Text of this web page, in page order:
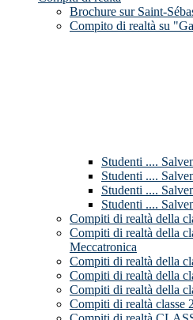
Brochure sur Saint-
Compito di realtà su
Studenti ....
Studenti ....
Studenti ....
Studenti ....
Compiti di realtà della
Compiti di realtà della
Meccatronica
Compiti di realtà della
Compiti di realtà della
Compiti di realtà della
Compiti di realtà classe